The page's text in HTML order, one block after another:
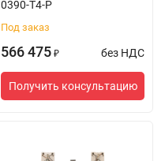
0390-T4-P
Под заказ
566 475 ₽ без НДС
Получить консультацию